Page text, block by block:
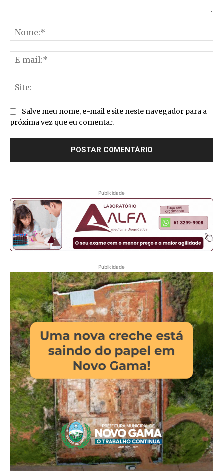
Salve meu nome, e-mail e site neste navegador para a
próxima vez que eu comentar.
Publicidade
Publicidade